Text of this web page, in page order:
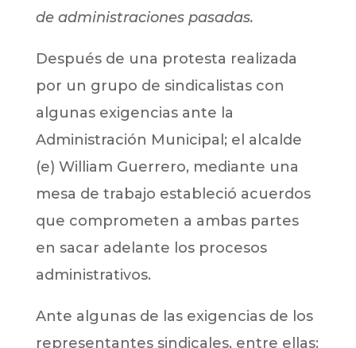
de administraciones pasadas.
Después de una protesta realizada
por un grupo de sindicalistas con
algunas exigencias ante la
Administración Municipal; el alcalde
(e) William Guerrero, mediante una
mesa de trabajo estableció acuerdos
que comprometen a ambas partes
en sacar adelante los procesos
administrativos.
Ante algunas de las exigencias de los
representantes sindicales, entre ellas: